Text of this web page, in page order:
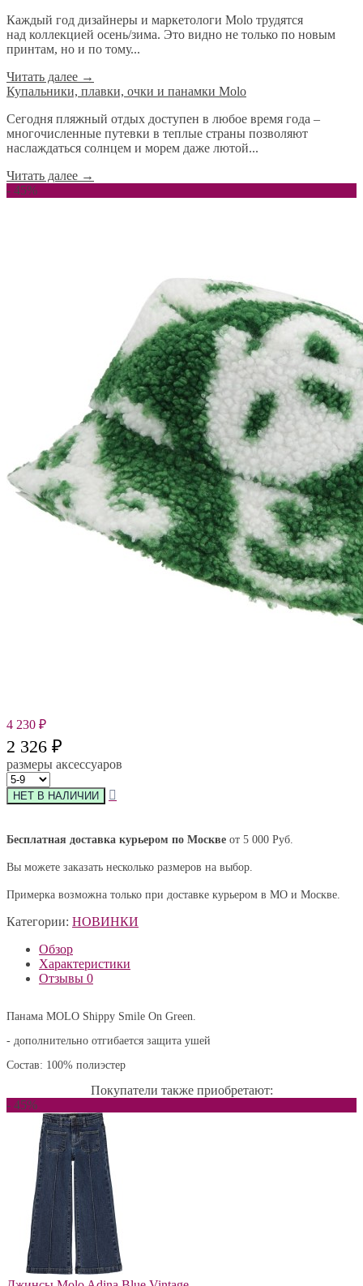
Каждый год дизайнеры и маркетологи Molo трудятся
над коллекцией осень/зима. Это видно не только по новым
принтам, но и по тому...
Читать далее →
Купальники, плавки, очки и панамки Molo
Сегодня пляжный отдых доступен в любое время года –
многочисленные путевки в теплые страны позволяют
наслаждаться солнцем и морем даже лютой...
Читать далее →
- 45%
4 230 ₽
2 326 ₽
размеры аксессуаров
Бесплатная доставка курьером по Москве от 5 000 Руб.
Вы можете заказать несколько размеров на выбор.
Примерка возможна только при доставке курьером в МО и Москве.
Категории: НОВИНКИ
Обзор
Характеристики
Отзывы 0
Панама MOLO Shippy Smile On Green.
- дополнительно отгибается защита ушей
Состав: 100% полиэстер
Покупатели также приобретают:
- 45%